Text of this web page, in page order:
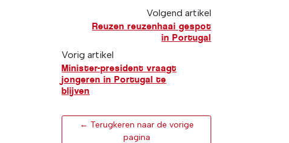
Volgend artikel
Reuzen reuzenhaai gespot
in Portugal
Vorig artikel
Minister-president vraagt
jongeren in Portugal te
blijven
← Terugkeren naar de vorige
pagina